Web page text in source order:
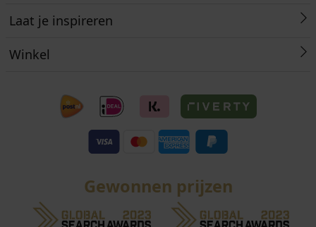
Laat je inspireren
Winkel
Gewonnen prijzen